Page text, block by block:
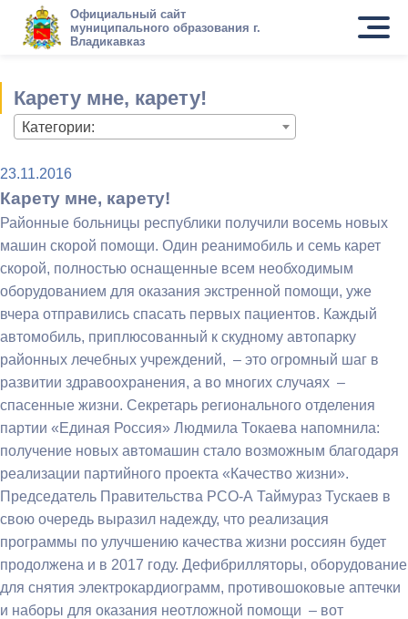
Официальный сайт
муниципального образования г.
Владикавказ
Карету мне, карету!
Категории:
23.11.2016
Карету мне, карету!
Районные больницы республики получили восемь новых
машин скорой помощи. Один реанимобиль и семь карет
скорой, полностью оснащенные всем необходимым
оборудованием для оказания экстренной помощи, уже
вчера отправились спасать первых пациентов. Каждый
автомобиль, приплюсованный к скудному автопарку
районных лечебных учреждений, – это огромный шаг в
развитии здравоохранения, а во многих случаях –
спасенные жизни. Секретарь регионального отделения
партии «Единая Россия» Людмила Токаева напомнила:
получение новых автомашин стало возможным благодаря
реализации партийного проекта «Качество жизни».
Председатель Правительства РСО-А Таймураз Тускаев в
свою очередь выразил надежду, что реализация
программы по улучшению качества жизни россиян будет
продолжена и в 2017 году. Дефибрилляторы, оборудование
для снятия электрокардиограмм, противошоковые аптечки
и наборы для оказания неотложной помощи – вот